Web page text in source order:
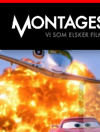
Montages